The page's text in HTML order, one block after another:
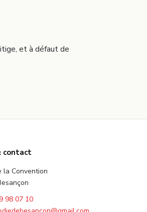
et à défaut de
contact
la Convention
98 07 10